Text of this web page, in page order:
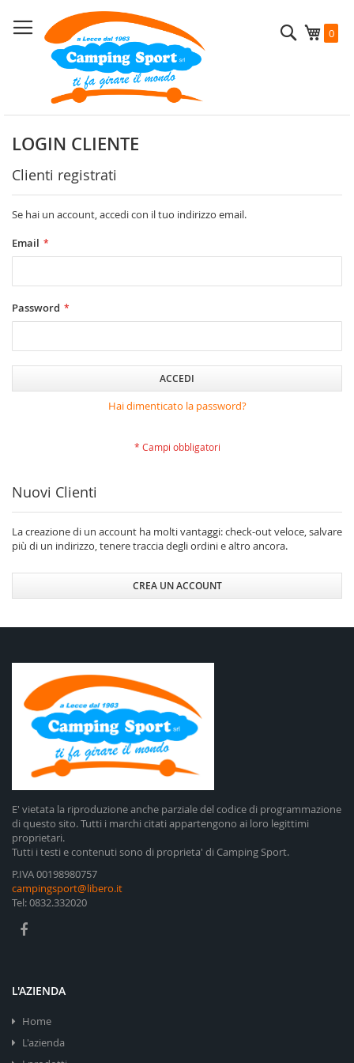
al
contenuto
0
Cerca
LOGIN CLIENTE
Clienti registrati
Se hai un account, accedi con il tuo indirizzo email.
Email
Password
ACCEDI
Hai dimenticato la password?
Nuovi Clienti
La creazione di un account ha molti vantaggi: check-out veloce, salvare
più di un indirizzo, tenere traccia degli ordini e altro ancora.
CREA UN ACCOUNT
E' vietata la riproduzione anche parziale del codice di programmazione
di questo sito. Tutti i marchi citati appartengono ai loro legittimi
proprietari.
Tutti i testi e contenuti sono di proprieta' di Camping Sport.
P.IVA 00198980757
campingsport@libero.it
Tel: 0832.332020
L'AZIENDA
Home
L'azienda